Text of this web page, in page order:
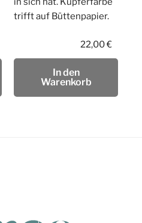
trifft auf Büttenpapier.
22,00€
In den
Warenkorb